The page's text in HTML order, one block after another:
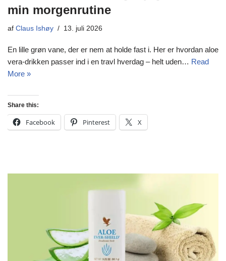
min morgenrutine
af Claus Ishøy 13. juli 2026
En lille grøn vane, der er nem at holde fast i. Her er hvordan aloe
vera-drikken passer ind i en travl hverdag – helt uden… Read
More »
Share this:
Facebook Pinterest X